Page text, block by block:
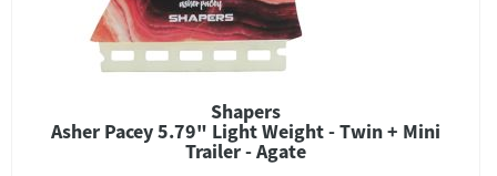
Shapers
Asher Pacey 5.79" Light Weight - Twin + Mini
Trailer - Agate